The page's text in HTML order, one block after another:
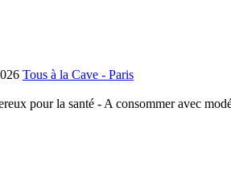
Tous à la Cave - Paris
pour la santé - A consommer avec